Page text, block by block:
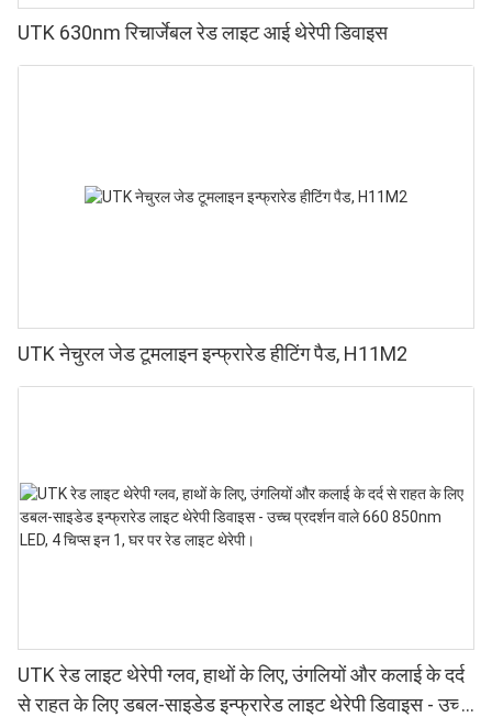
UTK 630nm रिचार्जेबल रेड लाइट आई थेरेपी डिवाइस
UTK नेचुरल जेड टूमलाइन इन्फ्रारेड हीटिंग पैड, H11M2
UTK रेड लाइट थेरेपी ग्लव, हाथों के लिए, उंगलियों और कलाई के दर्द
से राहत के लिए डबल-साइडेड इन्फ्रारेड लाइट थेरेपी डिवाइस - उच्च